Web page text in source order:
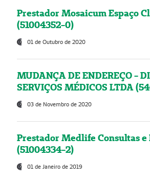
Prestador Mosaicum Espaço
(51004352-0)
01 de Outubro de 2020
MUDANÇA DE ENDEREÇO -
SERVIÇOS MÉDICOS LTDA
03 de Novembro de 2020
Prestador Medlife Consultas e
(51004334-2)
01 de Janeiro de 2019